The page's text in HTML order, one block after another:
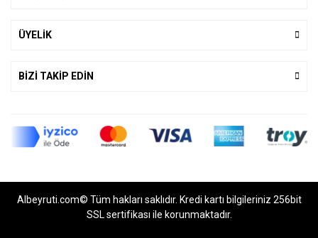
ÜYELİK
BİZİ TAKİP EDİN
Albeyruti.com© Tüm hakları saklıdır. Kredi kartı bilgileriniz 256bit
SSL sertifikası ile korunmaktadır.